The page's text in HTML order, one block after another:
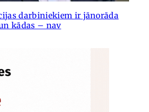
darbiniekiem ir jānorāda
kādas – nav